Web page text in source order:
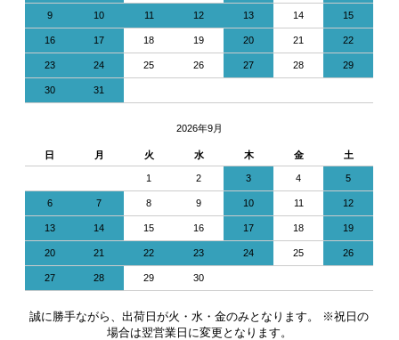
9 10 11 12 13 14 15
16 17 18 19 20 21 22
23 24 25 26 27 28 29
30 31
2026年9月
日 月 火 水 木 金 土
1 2 3 4 5
6 7 8 9 10 11 12
13 14 15 16 17 18 19
20 21 22 23 24 25 26
27 28 29 30
誠に勝手ながら、出荷日が火・水・金のみとなります。 ※祝日の
場合は翌営業日に変更となります。